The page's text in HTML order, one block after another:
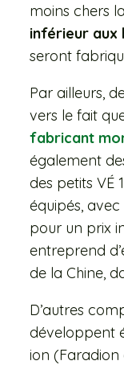
moins chers
inférieur aux
seront
Par ailleurs,
vers le fait
fabricant
également
des petits VÉ
équipés,
pour un prix
entreprend
de la Chine,
D’autres
développent
ion (Faradion